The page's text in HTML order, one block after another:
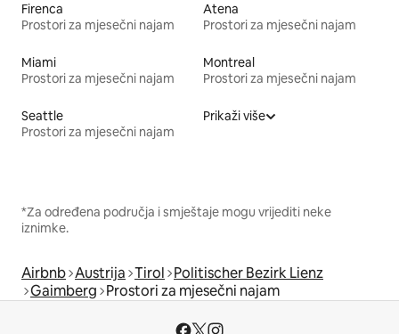
Firenca
Prostori za mjesečni najam
Atena
Prostori za mjesečni najam
Miami
Prostori za mjesečni najam
Montreal
Prostori za mjesečni najam
Seattle
Prostori za mjesečni najam
Prikaži više
*Za određena područja i smještaje mogu vrijediti neke
iznimke.
Airbnb Austrija Tirol Politischer Bezirk Lienz
Gaimberg Prostori za mjesečni najam